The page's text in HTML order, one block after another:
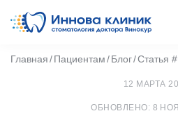
Главная Пациентам Блог Статья
12 МАРТА
ОБНОВЛЕНО: 8